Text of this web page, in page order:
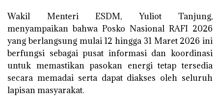
Wakil Menteri ESDM, Yuliot Tanjung,
menyampaikan bahwa Posko Nasional RAFI 2026
yang berlangsung mulai 12 hingga 31 Maret 2026 ini
berfungsi sebagai pusat informasi dan koordinasi
untuk memastikan pasokan energi tetap tersedia
secara memadai serta dapat diakses oleh seluruh
lapisan masyarakat.